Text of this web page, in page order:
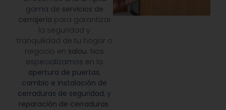
gama de servicios de
cerrajería para garantizar
la seguridad y
tranquilidad de tu hogar o
negocio en salou. Nos
especializamos en la
apertura de puertas,
cambio e instalación de
cerraduras de seguridad, y
reparación de cerraduras.